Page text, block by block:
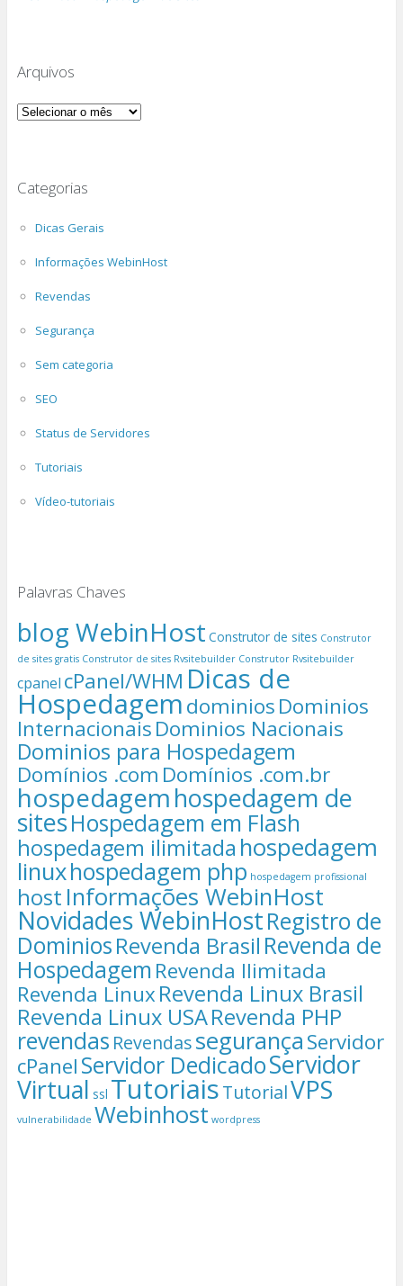
Arquivos
Arquivos
Categorias
Dicas Gerais
Informações WebinHost
Revendas
Segurança
Sem categoria
SEO
Status de Servidores
Tutoriais
Vídeo-tutoriais
Palavras Chaves
blog WebinHost Construtor de sites Construtor
de sites gratis Construtor de sites Rvsitebuilder Construtor Rvsitebuilder
cpanel cPanel/WHM Dicas de
HospedagemdominiosDominios
InternacionaisDominios Nacionais
Dominios para Hospedagem
Domínios .com Domínios .com.br
hospedagemhospedagem de
sitesHospedagem em Flash
hospedagem ilimitada hospedagem
linuxhospedagem php hospedagem profissional
host Informações WebinHost
Novidades WebinHostRegistro de
DominiosRevenda Brasil Revenda de
Hospedagem Revenda Ilimitada
Revenda LinuxRevenda Linux Brasil
Revenda Linux USARevenda PHP
revendas RevendassegurançaServidor
cPanelServidor DedicadoServidor
Virtual ssl TutoriaisTutorialVPS
vulnerabilidade Webinhost wordpress